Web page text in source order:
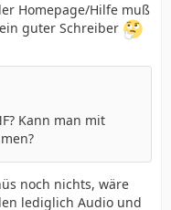
Homepage/Hilfe muß
guter Schreiber
Kann man mit
noch nichts, wäre
lediglich Audio und